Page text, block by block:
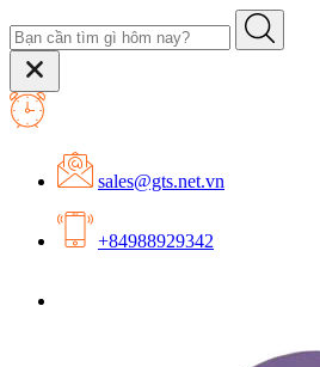
sales@gts.net.vn
+84988929342